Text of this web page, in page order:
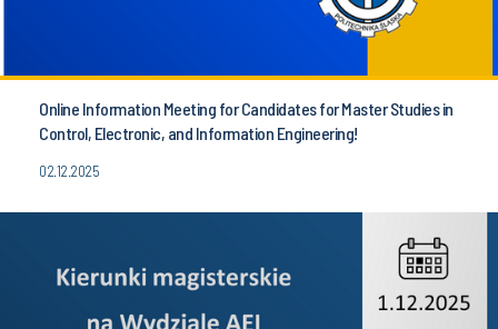
Online Information Meeting for Candidates for Master Studies in
Control, Electronic, and Information Engineering!
02.12.2025